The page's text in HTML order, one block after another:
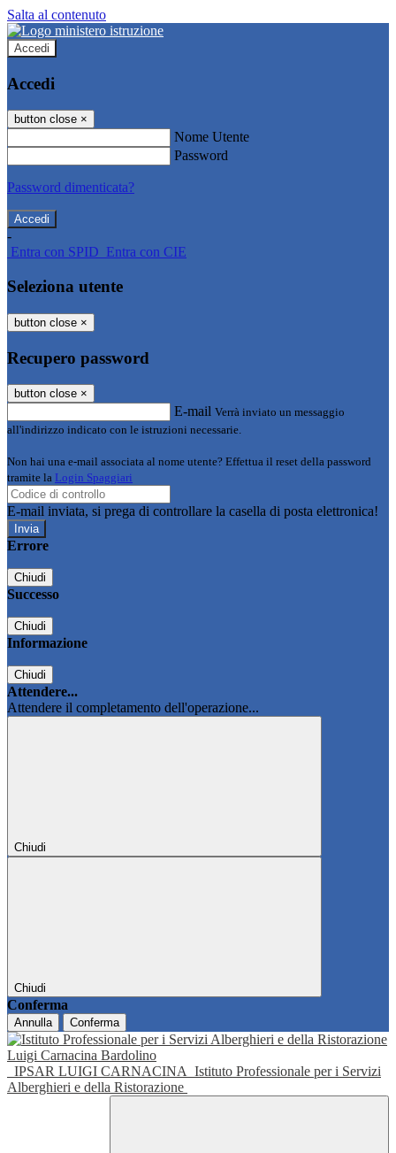
Salta al contenuto
Accedi
Accedi
button close ×
Nome Utente
Password
Password dimenticata?
-
Entra con SPID Entra con CIE
Seleziona utente
button close ×
Recupero password
button close ×
E-mail Verrà inviato un messaggio
all'indirizzo indicato con le istruzioni necessarie.
Non hai una e-mail associata al nome utente? Effettua il reset della password
tramite la Login Spaggiari
E-mail inviata, si prega di controllare la casella di posta elettronica!
Errore
Chiudi
Successo
Chiudi
Informazione
Chiudi
Attendere...
Attendere il completamento dell'operazione...
Chiudi
Chiudi
Conferma
Annulla Conferma
IPSAR LUIGI CARNACINA Istituto Professionale per i Servizi
Alberghieri e della Ristorazione